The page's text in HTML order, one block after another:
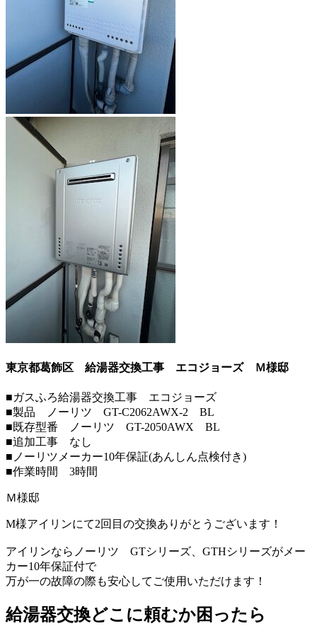
東京都葛飾区 給湯器交換工事 エコジョーズＭ様邸
■ガスふろ給湯器交換工事 エコジョーズ
■製品 ノーリツ GT-C2062AWX-2 BL
■既存型番 ノーリツ GT-2050AWX BL
■追加工事 なし
■ノーリツメーカー10年保証(あんしん点検付き)
■作業時間 3時間
Ｍ様邸
M様アイリンにて2回目の交換ありがとうございます！
アイリンならノーリツ GTシリーズ、GTHシリーズがメー
カー10年保証付で
万が一の故障の際も安心してご使用いただけます！
給湯器交換どこに頼むか困ったら